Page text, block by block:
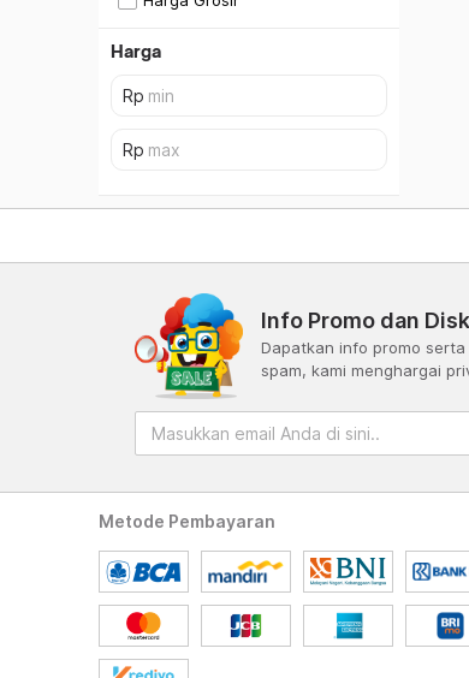
Harga
Info Promo dan
Dapatkan info promo
spam, kami menghargai
Metode Pembayaran